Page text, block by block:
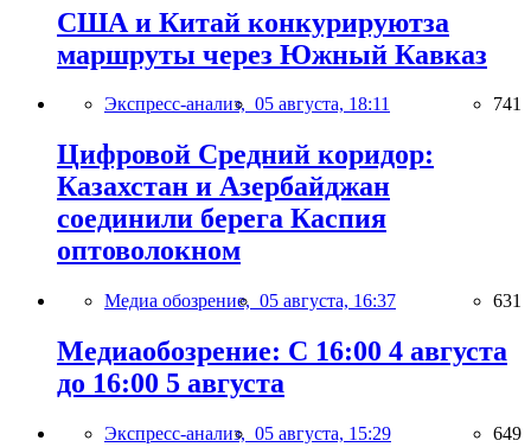
США и Китай конкурируютза
маршруты через Южный Кавказ
Экспресс-анализ, 05 августа, 18:11 741
Цифровой Средний коридор:
Казахстан и Азербайджан
соединили берега Каспия
оптоволокном
Медиа обозрение, 05 августа, 16:37 631
Медиаобозрение: С 16:00 4 августа
до 16:00 5 августа
Экспресс-анализ, 05 августа, 15:29 649